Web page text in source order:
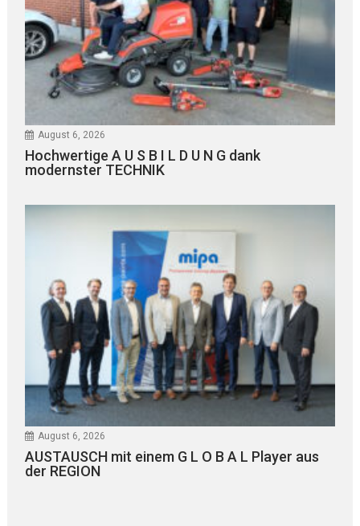
August 6, 2026
Hochwertige A U S B I L D U N G dank
modernster TECHNIK
August 6, 2026
AUSTAUSCH mit einem G L O B A L Player aus
der REGION